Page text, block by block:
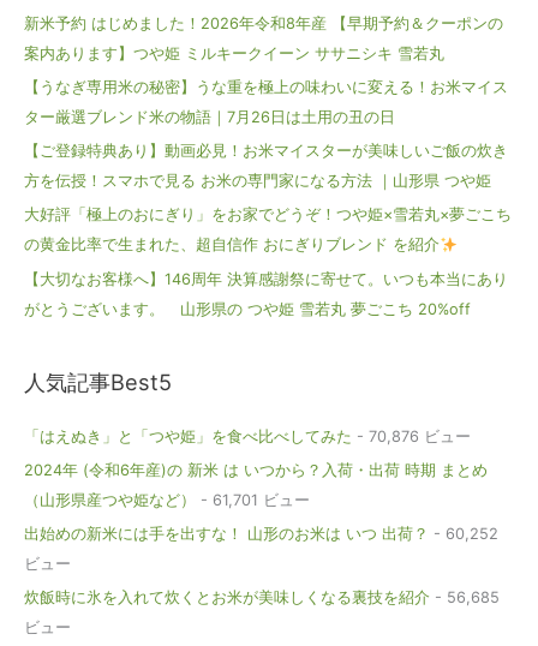
新米予約 はじめました！2026年令和8年産 【早期予約＆クーポンの
案内あります】つや姫 ミルキークイーン ササニシキ 雪若丸
【うなぎ専用米の秘密】うな重を極上の味わいに変える！お米マイス
ター厳選ブレンド米の物語｜7月26日は土用の丑の日
【ご登録特典あり】動画必見！お米マイスターが美味しいご飯の炊き
方を伝授！スマホで見る お米の専門家になる方法 ｜山形県 つや姫
大好評「極上のおにぎり」をお家でどうぞ！つや姫×雪若丸×夢ごこち
の黄金比率で生まれた、超自信作 おにぎりブレンド を紹介
【大切なお客様へ】146周年 決算感謝祭に寄せて。いつも本当にあり
がとうございます。 山形県の つや姫 雪若丸 夢ごこち 20%off
人気記事Best5
「はえぬき」と「つや姫」を食べ比べしてみた - 70,876 ビュー
2024年 (令和6年産)の 新米 は いつから？入荷・出荷 時期 まとめ
（山形県産つや姫など）
- 61,701 ビュー
出始めの新米には手を出すな！ 山形のお米は いつ 出荷？ - 60,252
ビュー
炊飯時に氷を入れて炊くとお米が美味しくなる裏技を紹介 - 56,685
ビュー